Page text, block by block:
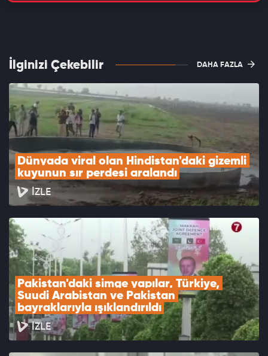
İlginizi Çekebilir DAHA FAZLA
Dünyada viral olan Hindistan'daki gizemli
kuyunun sır perdesi aralandı
İZLE
Pakistan'daki simge yapılar, Türkiye,
Suudi Arabistan ve Pakistan
bayraklarıyla ışıklandırıldı
İZLE